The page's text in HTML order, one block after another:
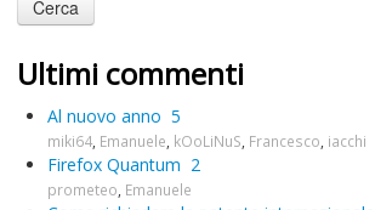
Ultimi commenti
Al nuovo anno 5
miki64 Emanuele kOoLiNuS Francesco iacchi
Firefox Quantum 2
prometeo Emanuele